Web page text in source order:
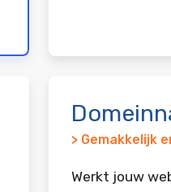
> Gemakkelijk
Werkt jouw